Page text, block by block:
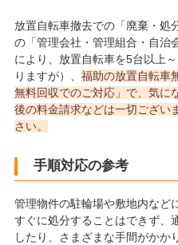
放置自転車撤去での「廃棄・処
の「管理会社・管理組合・自治
により、放置自転車を5台以上
りますが）、 福助の放置自転車
無料回収でのご対応」で、気に
後の料金請求などは一切ござい
さい。
手順対応の参考
管理物件の駐輪場や敷地内など
すぐに処分することはできず、
したり、さまざまな手間がかか